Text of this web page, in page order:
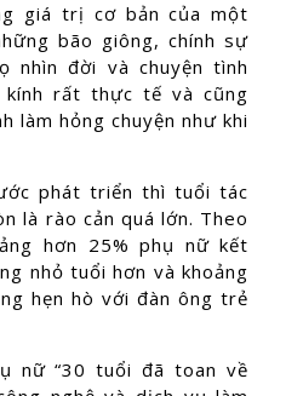
giá trị cơ bản của một
bão giông, chính sự
nhìn đời và chuyện tình
rất thực tế và cũng
làm hỏng chuyện như khi
phát triển thì tuổi tác
là rào cản quá lớn. Theo
hơn 25% phụ nữ kết
nhỏ tuổi hơn và khoảng
hẹn hò với đàn ông trẻ
nữ “30 tuổi đã toan về